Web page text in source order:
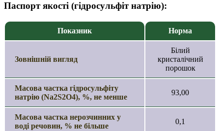
Паспорт якості (гідросульфіт натрію):
Показник Норма
Зовнішній вигляд
Білий
кристалічний
порошок
Масова частка гідросульфіту
натрію (Na2S2O4), %, не менше
93,00
Масова частка нерозчинних у
воді речовин, % не більше
0,1